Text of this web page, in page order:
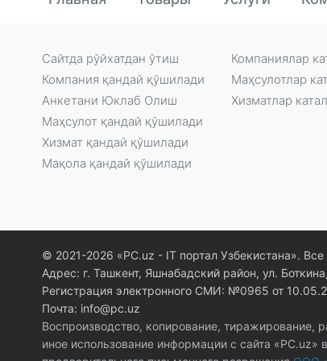
Сайтда рўйxатдан ўтиш
Компания қандай қўшилади
Анкетани Юклаб Олиш
Маҳсулот қандай қўшилади
Xизмат қандай қўшилади
Мақола қандай қўшилади
Компаниялар
Маҳсулотлар
Xизматлар
© 2021-2026 «PC.uz - IT портал Узбекистана».
Адрес: г. Ташкент, Яшнабадский район, ул.
Регистрация электронного СМИ: №0965 от
Почта: info@pc.uz
Воспроизводство, копирование, тиражирование,
иное использование информации с сайта «PC.uz»